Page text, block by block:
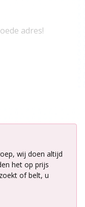
adres!
voor peuters
bedrijf
wij doen altijd
het op prijs
of belt, u